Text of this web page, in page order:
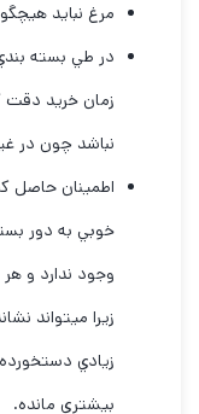
مرغ نبايد
در طي بسته
زمان خريد دقت
نباشد چون در
اطمينان حاصل
خوبي به دور
وجود ندارد و
زيرا ميتواند
زيادي
بيشتري مانده.